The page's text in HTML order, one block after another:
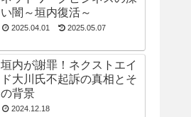
い闇～垣内復活～
2025.04.01 2025.05.07
垣内が謝罪！ネクストエイ
ド大川氏不起訴の真相とそ
の背景
2024.12.18